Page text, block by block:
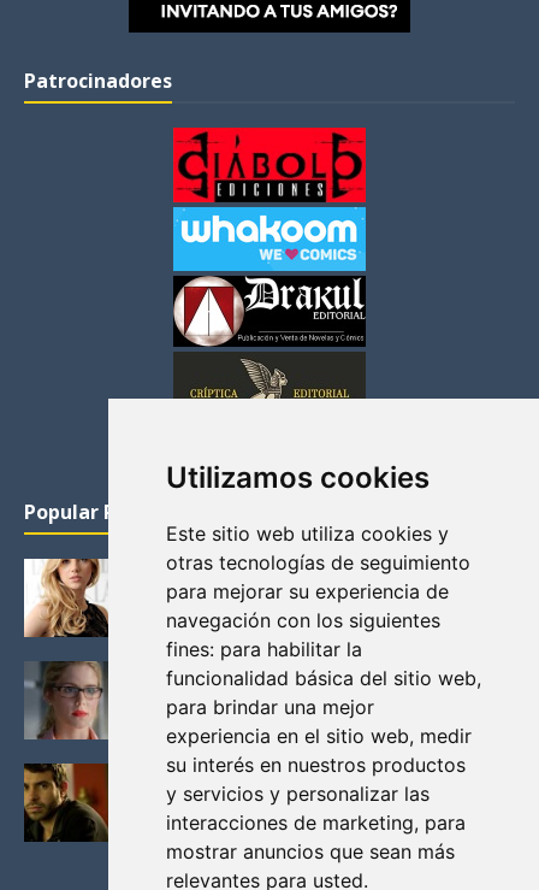
Utilizamos cookies
Este sitio web utiliza cookies y
otras tecnologías de seguimiento
para mejorar su experiencia de
navegación con los siguientes
fines: para habilitar la
funcionalidad básica del sitio web,
para brindar una mejor
experiencia en el sitio web, medir
su interés en nuestros productos
y servicios y personalizar las
interacciones de marketing, para
mostrar anuncios que sean más
relevantes para usted.
Patrocinadores
Popular Posts
KATHERYN WINNICK: LA ACTRIZ MAS GUAPA DE
VIKINGOS
Junio 14, 2013
FELICITY (EMILY BETT RICKARDS), LAS FOTOS
MAS BONITAS DE LA ALIADA DE ARROW
Noviembre 30, 2013
BLACK MIRROR: TODA TU HISTORIA. EPISODIO 3.
LA CRITICA
Mayo 17, 2012